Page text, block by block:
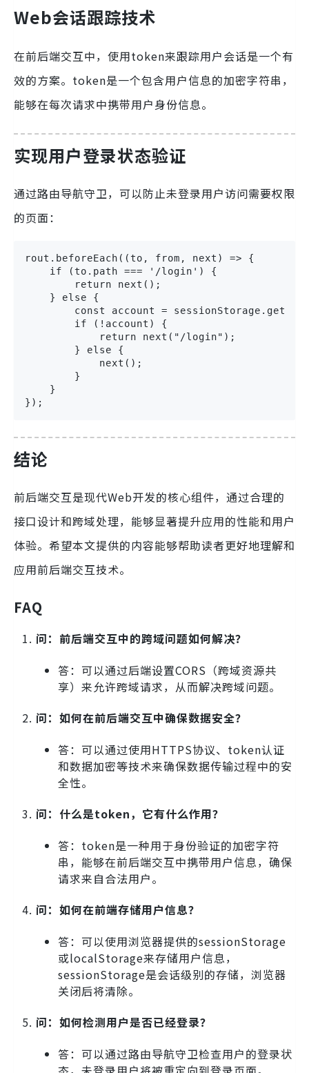
Web会话跟踪技术
在前后端交互中，使用token来跟踪用户会话是一个有
效的方案。token是一个包含用户信息的加密字符串，
能够在每次请求中携带用户身份信息。
实现用户登录状态验证
通过路由导航守卫，可以防止未登录用户访问需要权限
的页面：
rout.beforeEach((to, from, next) => {
    if (to.path === '/login') {
        return next();
    } else {
const account =
        if (!account) {
            return next("/login");
        } else {
            next();
        }
    }
});
结论
前后端交互是现代Web开发的核心组件，通过合理的
接口设计和跨域处理，能够显著提升应用的性能和用户
体验。希望本文提供的内容能够帮助读者更好地理解和
应用前后端交互技术。
FAQ
问：前后端交互中的跨域问题如何解决？
答：可以通过后端设置CORS（跨域资源共
享）来允许跨域请求，从而解决跨域问题。
问：如何在前后端交互中确保数据安全？
答：可以通过使用HTTPS协议、token认证
和数据加密等技术来确保数据传输过程中的安
全性。
问：什么是token，它有什么作用？
答：token是一种用于身份验证的加密字符
串，能够在前后端交互中携带用户信息，确保
请求来自合法用户。
问：如何在前端存储用户信息？
答：可以使用浏览器提供的sessionStorage
或localStorage来存储用户信息，
sessionStorage是会话级别的存储，浏览器
关闭后将清除。
问：如何检测用户是否已经登录？
答：可以通过路由导航守卫检查用户的登录状